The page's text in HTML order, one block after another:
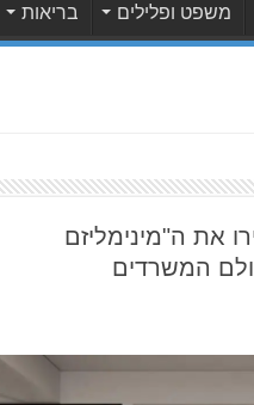
משפט ופלילים בריאות
את ה"מינימליזם
המשרדים